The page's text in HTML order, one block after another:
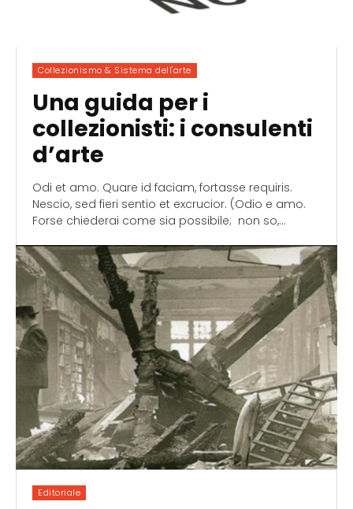
Collezionismo & Sistema dell'arte
Una guida per i
collezionisti: i consulenti
d’arte
Odi et amo. Quare id faciam, fortasse requiris.
Nescio, sed fieri sentio et excrucior. (Odio e amo.
Forse chiederai come sia possibile; non so,...
Editoriale